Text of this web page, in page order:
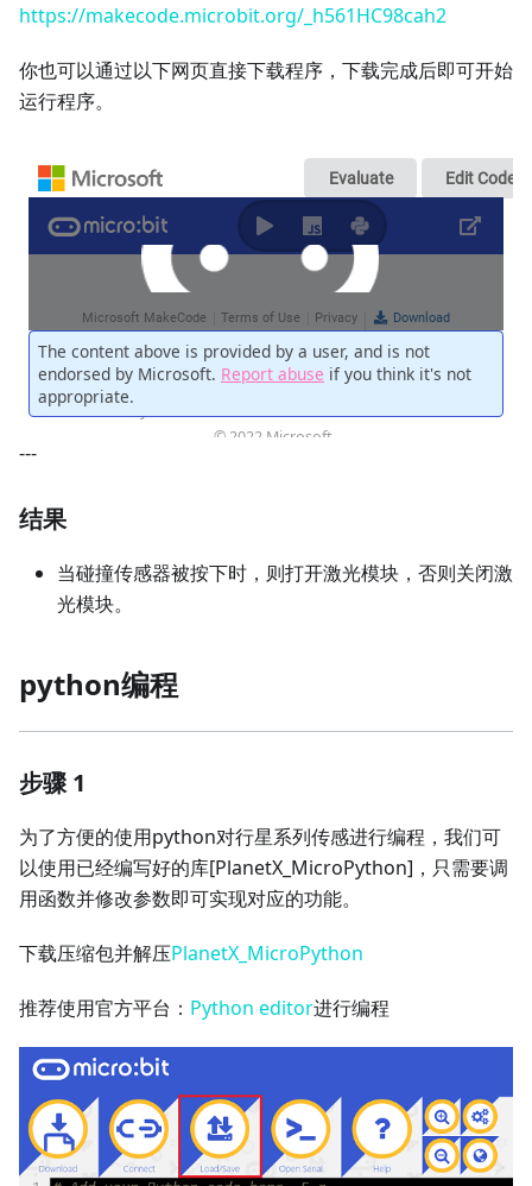
https://makecode.microbit.org/_h561HC98cah2
你也可以通过以下网页直接下载程序，下载完成后即可开始
运行程序。
---
结果
当碰撞传感器被按下时，则打开激光模块，否则关闭激
光模块。
python编程
步骤 1
为了方便的使用python对行星系列传感进行编程，我们可
以使用已经编写好的库[PlanetX_MicroPython] ，只需要调
用函数并修改参数即可实现对应的功能。
下载压缩包并解压PlanetX_MicroPython
推荐使用官方平台： Python editor进行编程